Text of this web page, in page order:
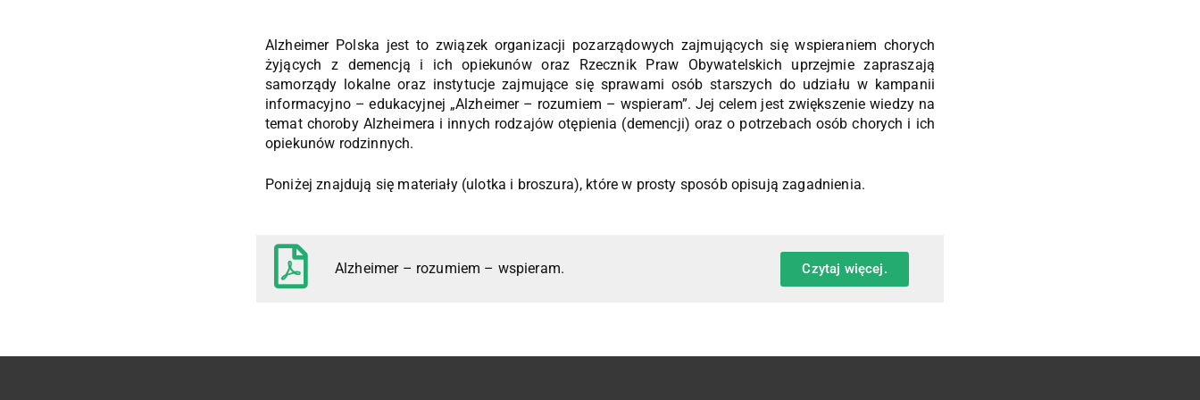
Alzheimer Polska jest to związek organizacji pozarządowych zajmujących się wspieraniem chorych
żyjących z demencją i ich opiekunów oraz Rzecznik Praw Obywatelskich uprzejmie zapraszają
samorządy lokalne oraz instytucje zajmujące się sprawami osób starszych do udziału w kampanii
informacyjno – edukacyjnej „Alzheimer – rozumiem – wspieram”. Jej celem jest zwiększenie wiedzy na
temat choroby Alzheimera i innych rodzajów otępienia (demencji) oraz o potrzebach osób chorych i ich
opiekunów rodzinnych.
Poniżej znajdują się materiały (ulotka i broszura), które w prosty sposób opisują zagadnienia.
Alzheimer – rozumiem – wspieram. Czytaj więcej.